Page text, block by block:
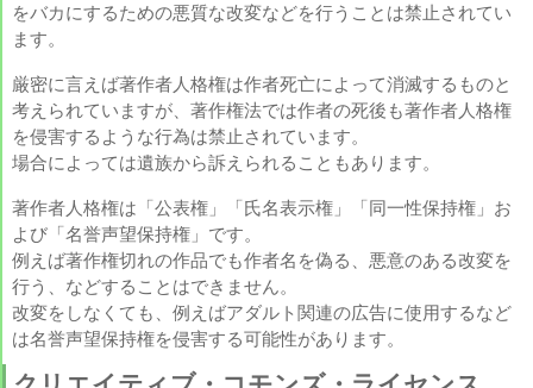
をバカにするための悪質な改変などを行うことは禁止されてい
ます。
厳密に言えば著作者人格権は作者死亡によって消滅するものと
考えられていますが、著作権法では作者の死後も著作者人格権
を侵害するような行為は禁止されています。
場合によっては遺族から訴えられることもあります。
著作者人格権は「公表権」「氏名表示権」「同一性保持権」お
よび「名誉声望保持権」です。
例えば著作権切れの作品でも作者名を偽る、悪意のある改変を
行う、などすることはできません。
改変をしなくても、例えばアダルト関連の広告に使用するなど
は名誉声望保持権を侵害する可能性があります。